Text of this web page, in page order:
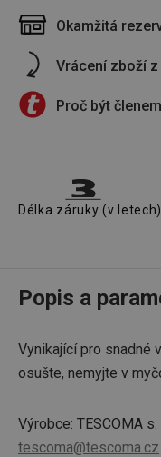
Okamžitá
Vrácení zboží
Proč být
Délka záruky (v letech)
Popis a
Vynikající pro snadné
osušte, nemyjte v
Výrobce: TESCOMA
tescoma@tescoma.cz